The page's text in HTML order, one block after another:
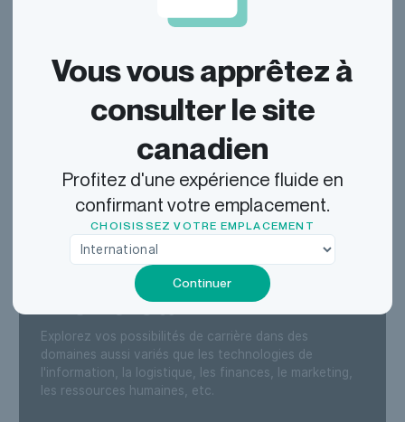
Notre bureau de
Montréal
Explorez vos possibilités de carrière dans des
domaines aussi variés que les technologies de
l'information, la logistique, les finances, le marketing,
les ressources humaines, etc.
Vous vous apprêtez à
consulter le site
canadien
Profitez d'une expérience fluide en
confirmant votre emplacement.
CHOISISSEZ VOTRE EMPLACEMENT
Continuer